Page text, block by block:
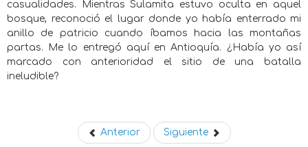
casualidades. Mientras Sulamita estuvo oculta en aquel
bosque, reconoció el lugar donde yo había enterrado mi
anillo de patricio cuando íbamos hacia las montañas
partas. Me lo entregó aquí en Antioquía. ¿Había yo así
marcado con anterioridad el sitio de una batalla
ineludible?
Anterior Siguiente